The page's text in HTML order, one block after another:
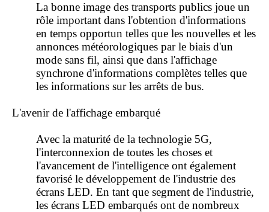
La bonne image des transports publics joue un
rôle important dans l'obtention d'informations
en temps opportun telles que les nouvelles et les
annonces météorologiques par le biais d'un
mode sans fil, ainsi que dans l'affichage
synchrone d'informations complètes telles que
les informations sur les arrêts de bus.
L'avenir de l'affichage embarqué
Avec la maturité de la technologie 5G,
l'interconnexion de toutes les choses et
l'avancement de l'intelligence ont également
favorisé le développement de l'industrie des
écrans LED. En tant que segment de l'industrie,
les écrans LED embarqués ont de nombreux